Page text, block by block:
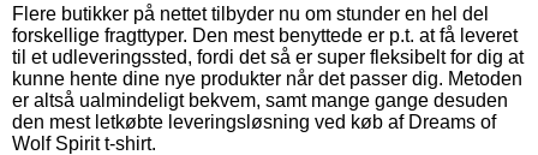
Flere butikker på nettet tilbyder nu om stunder en hel del
forskellige fragttyper. Den mest benyttede er p.t. at få leveret
til et udleveringssted, fordi det så er super fleksibelt for dig at
kunne hente dine nye produkter når det passer dig. Metoden
er altså ualmindeligt bekvem, samt mange gange desuden
den mest letkøbte leveringsløsning ved køb af Dreams of
Wolf Spirit t-shirt.